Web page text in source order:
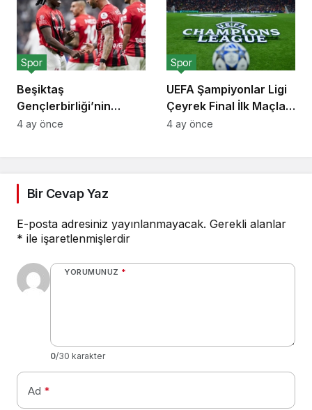
Beşiktaş
Gençlerbirliği’nin
İtalyan Futbolcusu
Spor
4 ay önce
UEFA Şampiyonlar Ligi
Çeyrek Final İlk Maçları
7 Nisan’da Başlıyor
Spor
4 ay önce
Bir Cevap Yaz
E-posta adresiniz yayınlanmayacak. Gerekli alanlar
* ile işaretlenmişlerdir
YORUMUNUZ *
0/30 karakter
Ad *